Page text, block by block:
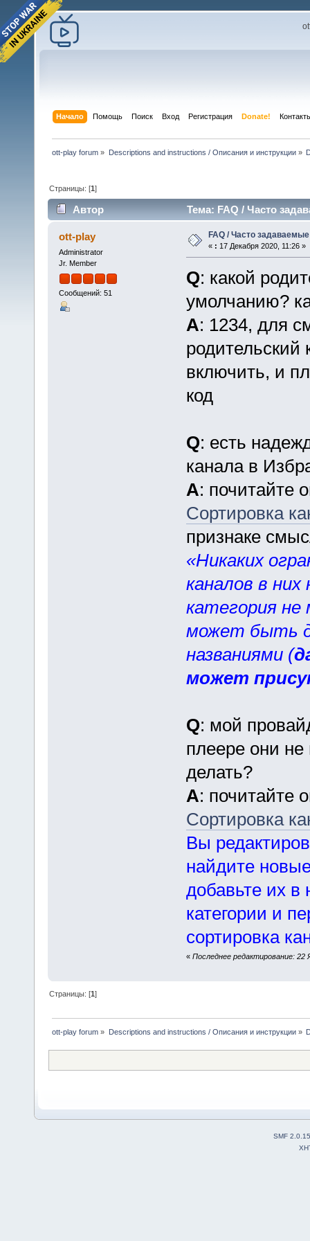
Начало Помощь Поиск Вход Регистрация Donate!
ott-play forum » Descriptions and instructions / Описания и инструкции»
Страницы: [1]
Автор Тема: FAQ / Часто
ott-play
Administrator
Jr. Member
Сообщений: 51
FAQ / Часто
« : 17 Декабря 2020, 11:26 »
Q: какой
умолчанию?
A: 1234, для
родительский
включить, и
код
Q: есть
канала в
A: почитайте
Сортировка
признаке
«Никаких
каналов в
категория
может быть
названиями (
может
Q: мой
плеере они не
делать?
A: почитайте
Сортировка
Вы
найдите
добавьте их в
категории и
сортировка
« Последнее редактирование: 22
Страницы: [1]
ott-play forum » Descriptions and instructions / Описания и инструкции»
SMF 2.0.15